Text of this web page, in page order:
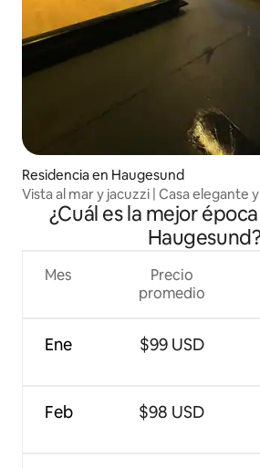
Residencia en Haugesund
Vista al mar y jacuzzi | Casa elegante
¿Cuál es la mejor
Mes
Ene
Feb
Precio
promedio
$99 USD
$98 USD